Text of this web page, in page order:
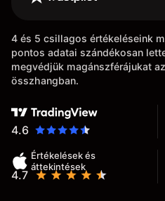
4 és 5 csillagos értékeléseink
pontos adatai szándékosan
megvédjük magánszférájukat
összhangban.
4.6
Értékelések és
áttekintések
4.7